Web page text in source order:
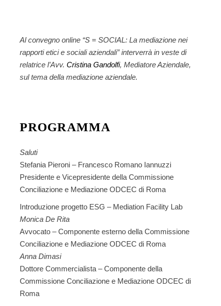
Al convegno online “S = SOCIAL: La mediazione nei
rapporti etici e sociali aziendali”interverrà in veste di
relatrice l’Avv.Cristina Gandolfi, Mediatore Aziendale,
sul tema della mediazione aziendale.
PROGRAMMA
Saluti
Stefania Pieroni – Francesco Romano Iannuzzi
Presidente e Vicepresidente della Commissione
Conciliazione e Mediazione ODCEC di Roma
Introduzione progetto ESG – Mediation Facility Lab
Monica De Rita
Avvocato – Componente esterno della Commissione
Conciliazione e Mediazione ODCEC di Roma
Anna Dimasi
Dottore Commercialista – Componente della
Commissione Conciliazione e Mediazione ODCEC di
Roma